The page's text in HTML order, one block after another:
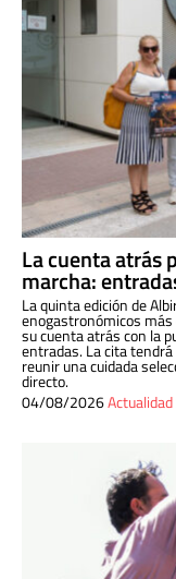
La cuenta atrás
marcha:
La quinta edición de
enogastronómicos más
su cuenta atrás con la
entradas. La cita
reunir una cuidada
directo.
04/08/2026Actualidad